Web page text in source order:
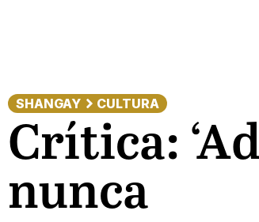
SHANGAY CULTURA
Crítica:
nunca